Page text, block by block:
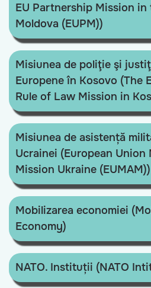
EU Partnership Mission
Moldova (EUPM))
Misiunea de poliţie şi
Europene în Kosovo (The
Rule of Law Mission in
Misiunea de asistență
Ucrainei (European
Mission Ukraine (EUMAM))
Mobilizarea economiei
Economy)
NATO. Instituții (NATO